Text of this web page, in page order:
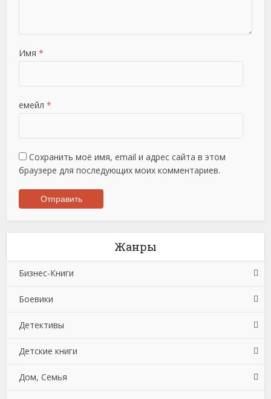
Имя *
емейл *
Сохранить моё имя, email и адрес сайта в этом
браузере для последующих моих комментариев.
Жанры
Бизнес-Книги
Банковское дело
Бухучет, налогообложение, аудит
Делопроизводство
Зарубежная деловая литература
Боевики
Боевики: Прочее
Криминальные боевики
Триллеры
Детективы
Зарубежные детективы
Иронические детективы
Детские книги
Детская проза
Дом, Семья